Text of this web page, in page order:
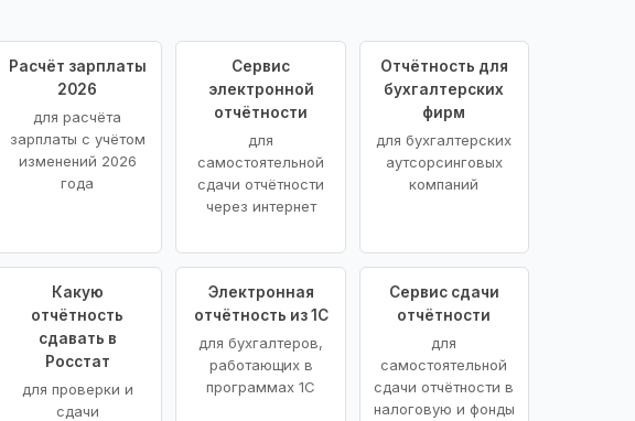
Расчёт зарплаты
2026
для расчёта
зарплаты с учётом
изменений 2026
года
Сервис
электронной
отчётности
для
самостоятельной
сдачи отчётности
через интернет
Отчётность для
бухгалтерских
фирм
для бухгалтерских
аутсорсинговых
компаний
Какую
отчётность
сдавать в
Росстат
для проверки и
сдачи
Электронная
отчётность из 1С
для бухгалтеров,
работающих в
программах 1С
Сервис сдачи
отчётности
для
самостоятельной
сдачи отчётности в
налоговую и фонды